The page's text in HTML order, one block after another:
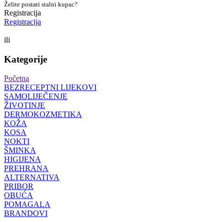
Želite postati stalni kupac?
Registracija
Registracija
ili
Kategorije
Početna
BEZRECEPTNI LIJEKOVI
SAMOLIJEČENJE
ŽIVOTINJE
DERMOKOZMETIKA
KOŽA
KOSA
NOKTI
ŠMINKA
HIGIJENA
PREHRANA
ALTERNATIVA
PRIBOR
OBUĆA
POMAGALA
BRANDOVI